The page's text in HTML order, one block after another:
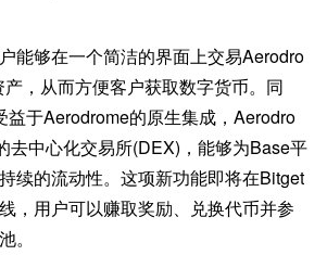
能够在一个简洁的界面上交易Aerodro
，从而方便客户获取数字货币。同
益于Aerodrome的原生集成，Aerodro
去中心化交易所(DEX)，能够为Base平
续的流动性。这项新功能即将在Bitget
，用户可以赚取奖励、兑换代币并参
。